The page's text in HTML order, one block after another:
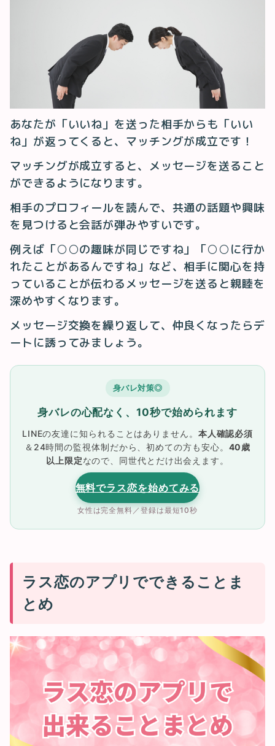
あなたが「いいね」を送った相手からも「いい
ね」が返ってくると、マッチングが成立です！
マッチングが成立すると、メッセージを送ること
ができるようになります。
相手のプロフィールを読んで、共通の話題や興味
を見つけると会話が弾みやすいです。
例えば「○○の趣味が同じですね」「○○に行か
れたことがあるんですね」など、相手に関心を持
っていることが伝わるメッセージを送ると親睦を
深めやすくなります。
メッセージ交換を繰り返して、仲良くなったらデ
ートに誘ってみましょう。
身バレ対策◎
身バレの心配なく、10秒で始められます
LINEの友達に知られることはありません。 本人確認必須
＆24時間の監視体制だから、初めての方も安心。 40歳
以上限定なので、同世代とだけ出会えます。
無料でラス恋を始めてみる
女性は完全無料／登録は最短10秒
ラス恋のアプリでできることま
とめ